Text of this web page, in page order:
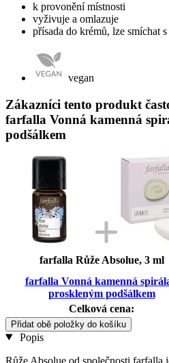
k provonění místnosti
vyživuje a omlazuje
přísada do krémů, lze smíchat
vegan
Zákazníci tento produkt
farfalla Vonná kamenná
podšálkem
farfalla Růže Absolue, 3 ml
farfalla Vonná kamenná
proskleným podšálkem
Celková cena:
Přidat obě položky do košíku
Popis
Růže Absolue od společnosti farfalla